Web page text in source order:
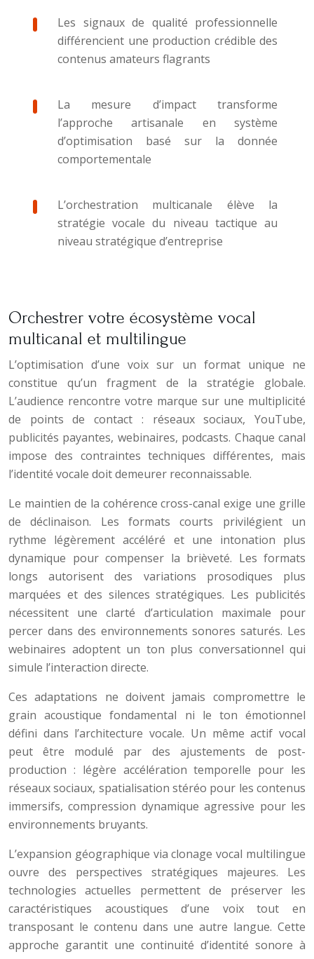
Les signaux de qualité professionnelle
différencient une production crédible des
contenus amateurs flagrants
La mesure d’impact transforme
l’approche artisanale en système
d’optimisation basé sur la donnée
comportementale
L’orchestration multicanale élève la
stratégie vocale du niveau tactique au
niveau stratégique d’entreprise
Orchestrer votre écosystème vocal
multicanal et multilingue
L’optimisation d’une voix sur un format unique ne
constitue qu’un fragment de la stratégie globale.
L’audience rencontre votre marque sur une multiplicité
de points de contact : réseaux sociaux, YouTube,
publicités payantes, webinaires, podcasts. Chaque canal
impose des contraintes techniques différentes, mais
l’identité vocale doit demeurer reconnaissable.
Le maintien de la cohérence cross-canal exige une grille
de déclinaison. Les formats courts privilégient un
rythme légèrement accéléré et une intonation plus
dynamique pour compenser la brièveté. Les formats
longs autorisent des variations prosodiques plus
marquées et des silences stratégiques. Les publicités
nécessitent une clarté d’articulation maximale pour
percer dans des environnements sonores saturés. Les
webinaires adoptent un ton plus conversationnel qui
simule l’interaction directe.
Ces adaptations ne doivent jamais compromettre le
grain acoustique fondamental ni le ton émotionnel
défini dans l’architecture vocale. Un même actif vocal
peut être modulé par des ajustements de post-
production : légère accélération temporelle pour les
réseaux sociaux, spatialisation stéréo pour les contenus
immersifs, compression dynamique agressive pour les
environnements bruyants.
L’expansion géographique via clonage vocal multilingue
ouvre des perspectives stratégiques majeures. Les
technologies actuelles permettent de préserver les
caractéristiques acoustiques d’une voix tout en
transposant le contenu dans une autre langue. Cette
approche garantit une continuité d’identité sonore à